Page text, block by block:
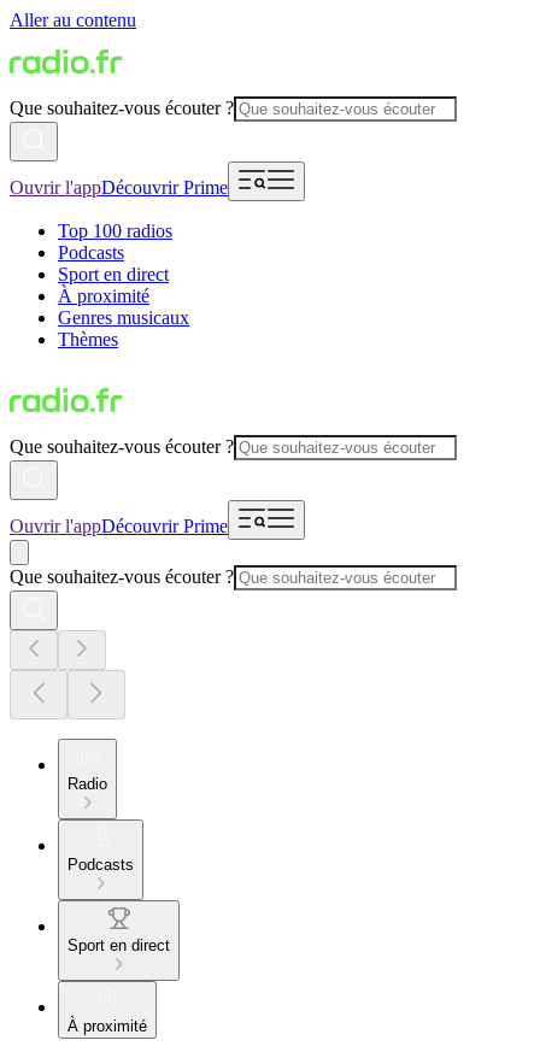
Aller au contenu
Que souhaitez-vous écouter ?
Ouvrir l'appDécouvrir Prime
Top 100 radios
Podcasts
Sport en direct
À proximité
Genres musicaux
Thèmes
Que souhaitez-vous écouter ?
Ouvrir l'appDécouvrir Prime
Que souhaitez-vous écouter ?
Radio
Podcasts
Sport en direct
À proximité